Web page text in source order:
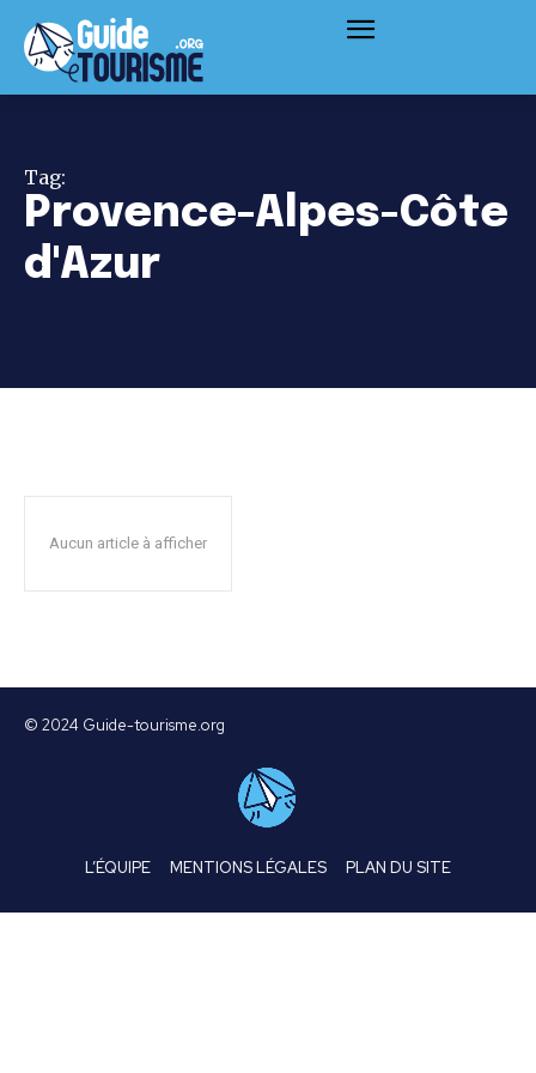
Tag:
Provence-Alpes-Côte
d'Azur
Aucun article à afficher
© 2024 Guide-tourisme.org
L’ÉQUIPE MENTIONS LÉGALES PLAN DU SITE